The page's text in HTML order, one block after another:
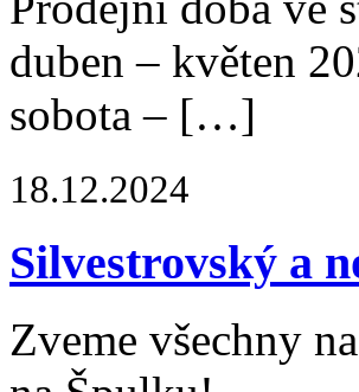
duben – květen
sobota – […]
18.12.2024
Silvestrovský a
Zveme všechny